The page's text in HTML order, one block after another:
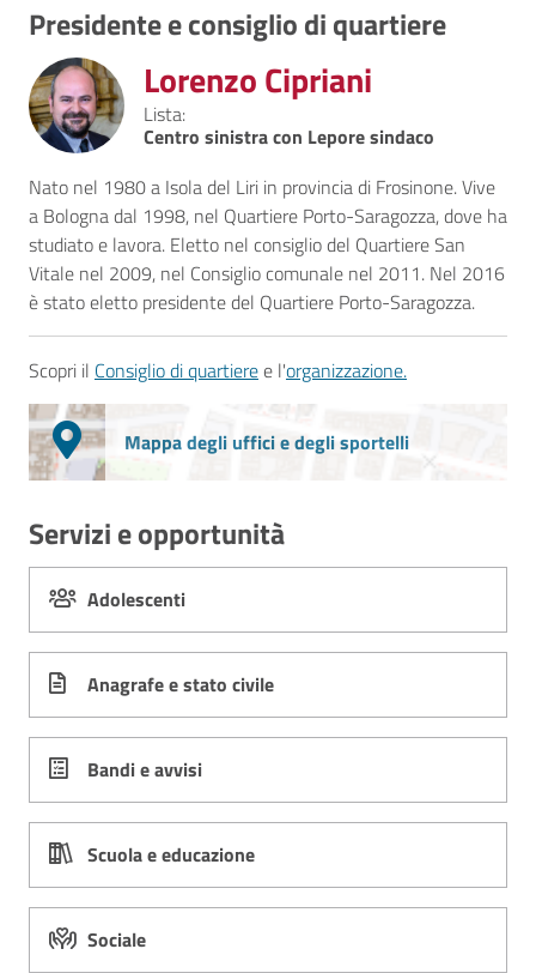
Presidente e consiglio di quartiere
Lorenzo Cipriani
Lista
Centro sinistra con Lepore sindaco
Nato nel 1980 a Isola del Liri in provincia di Frosinone. Vive
a Bologna dal 1998, nel Quartiere Porto-Saragozza, dove ha
studiato e lavora. Eletto nel consiglio del Quartiere San
Vitale nel 2009, nel Consiglio comunale nel 2011. Nel 2016
è stato eletto presidente del Quartiere Porto-Saragozza.
Scopri il Consiglio di quartieree l'organizzazione.
Mappa degli uffici e degli sportelli
Servizi e opportunità
Adolescenti
Anagrafe e stato civile
Bandi e avvisi
Scuola e educazione
Sociale